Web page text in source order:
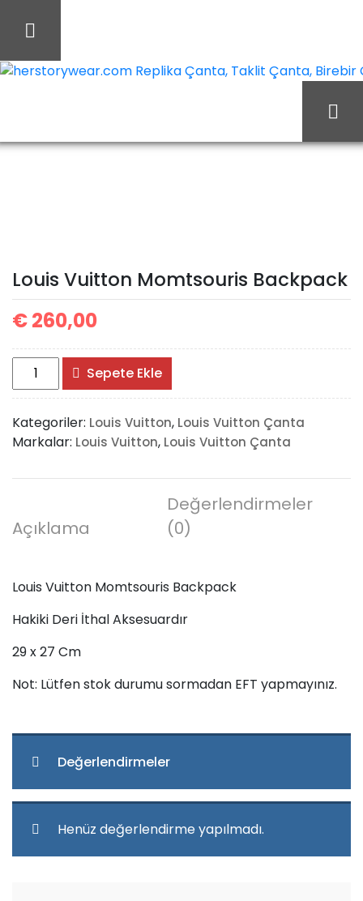
Momtsouris Backpack
Louis Vuitton Momtsouris Backpack
€260,00
Louis
Vuitton
Momtsouris
Backpack
adet
Sepete Ekle
Kategoriler: Louis Vuitton, Louis Vuitton Çanta
Markalar: Louis Vuitton, Louis Vuitton Çanta
Açıklama
Değerlendirmeler
(0)
Louis Vuitton Momtsouris Backpack
Hakiki Deri İthal Aksesuardır
29 x 27 Cm
Not: Lütfen stok durumu sormadan EFT yapmayınız.
Değerlendirmeler
Henüz değerlendirme yapılmadı.